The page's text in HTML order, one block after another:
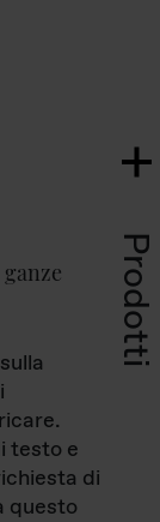
Prodotti
ganze
testo e
di
questo